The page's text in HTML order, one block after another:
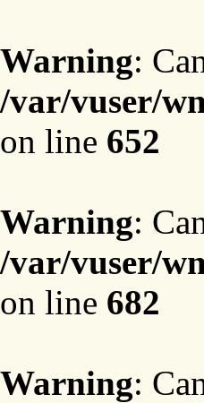
Warning:
/var/vuser/
on line 652
Warning:
/var/vuser/
on line 682
Warning: